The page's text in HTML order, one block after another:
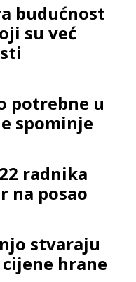
budućnost
su već
potrebne u
spominje
radnika
na posao
stvaraju
hrane